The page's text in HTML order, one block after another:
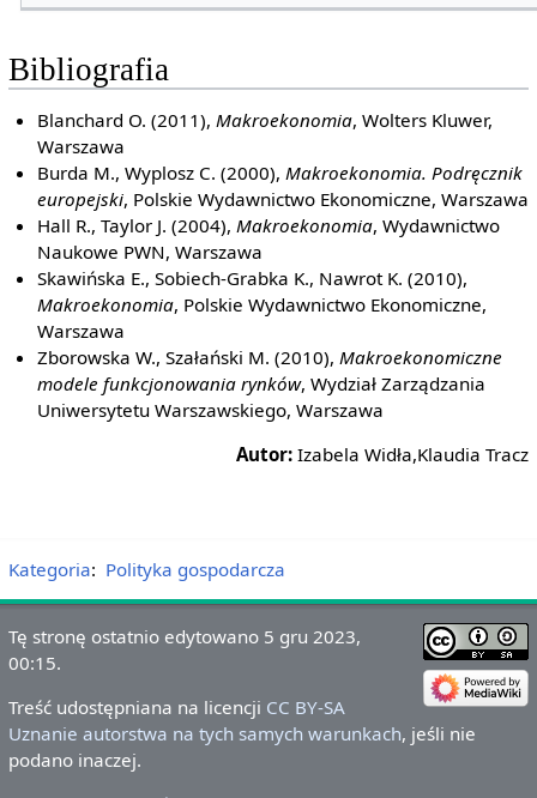
Bibliografia
Blanchard O. (2011), Makroekonomia, Wolters Kluwer,
Warszawa
Burda M., Wyplosz C. (2000), Makroekonomia. Podręcznik
europejski, Polskie Wydawnictwo Ekonomiczne, Warszawa
Hall R., Taylor J. (2004), Makroekonomia, Wydawnictwo
Naukowe PWN, Warszawa
Skawińska E., Sobiech-Grabka K., Nawrot K. (2010),
Makroekonomia, Polskie Wydawnictwo Ekonomiczne,
Warszawa
Zborowska W., Szałański M. (2010), Makroekonomiczne
modele funkcjonowania rynków, Wydział Zarządzania
Uniwersytetu Warszawskiego, Warszawa
Autor: Izabela Widła,Klaudia Tracz
Kategoria: Polityka gospodarcza
Tę stronę ostatnio edytowano 5 gru 2023,
00:15.
Treść udostępniana na licencji CC BY-SA
Uznanie autorstwa na tych samych warunkach, jeśli nie
podano inaczej.